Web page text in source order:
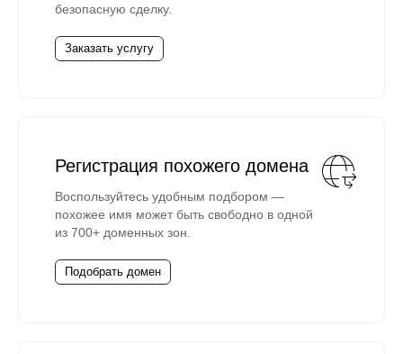
безопасную сделку.
Заказать услугу
Регистрация похожего домена
Воспользуйтесь удобным подбором —
похожее имя может быть свободно в одной
из 700+ доменных зон.
Подобрать домен